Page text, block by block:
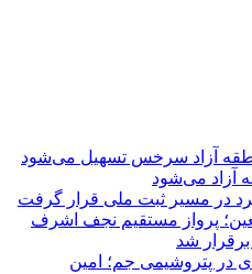
آزاد سرخس تسهیل می‌شود
آزاد می‌شود
پرواز مستقیم نجف اشرف
شد
در پتروشیمی جم؛ امین